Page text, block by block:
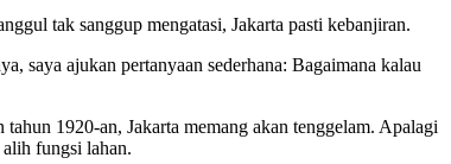
tak sanggup mengatasi, Jakarta pasti kebanjiran.
saya ajukan pertanyaan sederhana: Bagaimana kalau
1920-an, Jakarta memang akan tenggelam. Apalagi
fungsi lahan.